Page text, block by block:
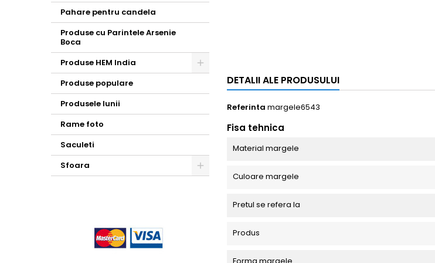
Pahare pentru candela
Produse cu Parintele Arsenie
Boca
Produse HEM India
Toggle
Produse populare
Produsele lunii
Rame foto
Saculeti
Sfoara
Toggle
DETALII ALE PRODUSULUI
Referinta margele6543
Fisa tehnica
Material margele
Culoare margele
Pretul se refera la
Produs